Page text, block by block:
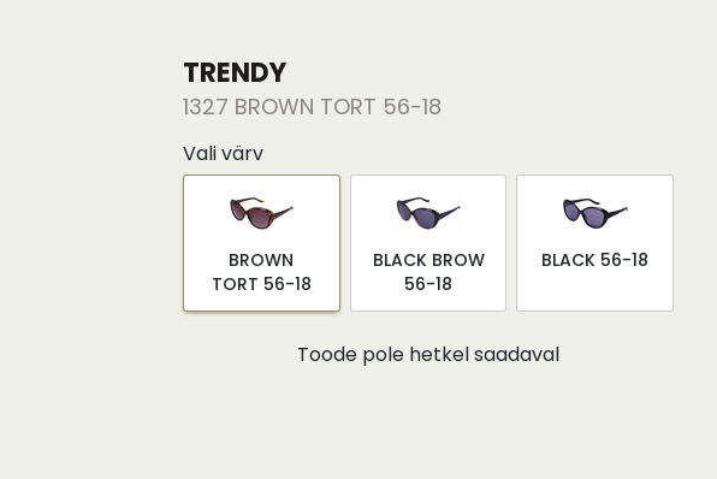
TRENDY
1327 BROWN TORT 56-18
Vali värv
BROWN
TORT 56-18
BLACK BROW
56-18
BLACK 56-18
Toode pole hetkel saadaval